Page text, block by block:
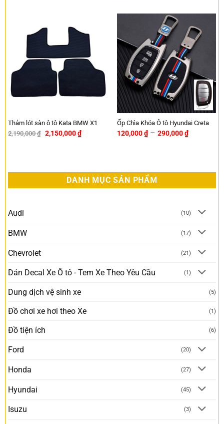
Thảm lót sàn ô tô Kata BMW X1
2,190,000₫ 2,150,000₫
Ốp Chìa Khóa Ô tô Hyundai Creta
120,000₫ – 290,000₫
DANH MỤC SẢN PHẨM
Audi (10)
BMW (17)
Chevrolet (21)
Dán Decal Xe Ô tô - Tem Xe Theo Yêu Cầu (1)
Dung dịch vệ sinh xe (5)
Đồ chơi xe hơi theo Xe (1)
Đồ tiện ích (6)
Ford (20)
Honda (27)
Hyundai (45)
Isuzu (3)